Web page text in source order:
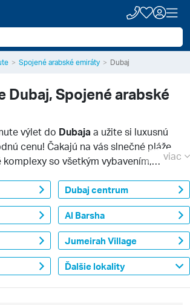
Spojené arabské emiráty Dubaj
Dubaj, Spojené arabské
výlet do Dubaja a užite si luxusnú
cenu! Čakajú na vás slnečné pláže,
so všetkým vybavením,
a
exotické zážitky v púšti. Objavte,
srdcom Spojených arabských
viac
Dubaj centrum
Al Barsha
Jumeirah Village
Ďalšie lokality